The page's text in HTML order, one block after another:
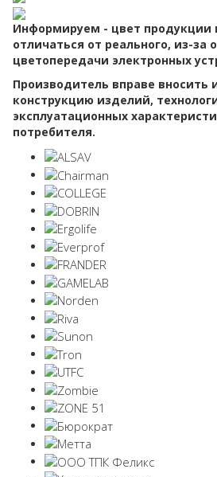
Информируем - цвет продукции
отличаться от реального, из-за
цветопередачи электронных
Производитель вправе вносить
конструкцию изделий,
эксплуатационных
потребителя.